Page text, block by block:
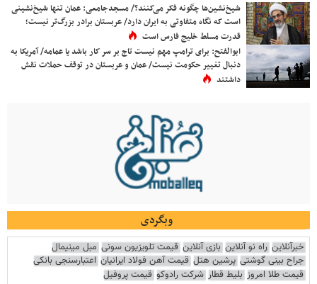
شیخ‌نشین‌ها چگونه فکر می‌کنند؟/ مسجدجامعی: عمان تنها شیخ‌نشینی
است که نگاه متفاوتی به ایران دارد/ عربستان برادر بزرگ‌تر نیست؛
قدرت مسلط خلیج فارس است
ابوالفتح: برای ترامپ مهم نیست تاج بر سر کار باشد یا عمامه/ آمریکا به
دنبال تغییر حکومت نیست/ عمان و عربستان در توقف حملات نقش
داشتند
وبگردی
خبرآنلاین راه نو آنلاین بازی آنلاین قیمت تلویزیون سونی مبل مینیمال
جراح بینی گوشتی پرشین هتل قیمت آهن فولاد ایرانیان اعتبارسنجی بانکی
قیمت طلا امروز بلیط قطار شرکت رادوکو قیمت پروفیل